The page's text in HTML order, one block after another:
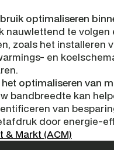
optimaliseren
nauwlettend te
zoals het installeren
en
optimaliseren van
bandbreedte kan
van
door energie-
& Markt (ACM)